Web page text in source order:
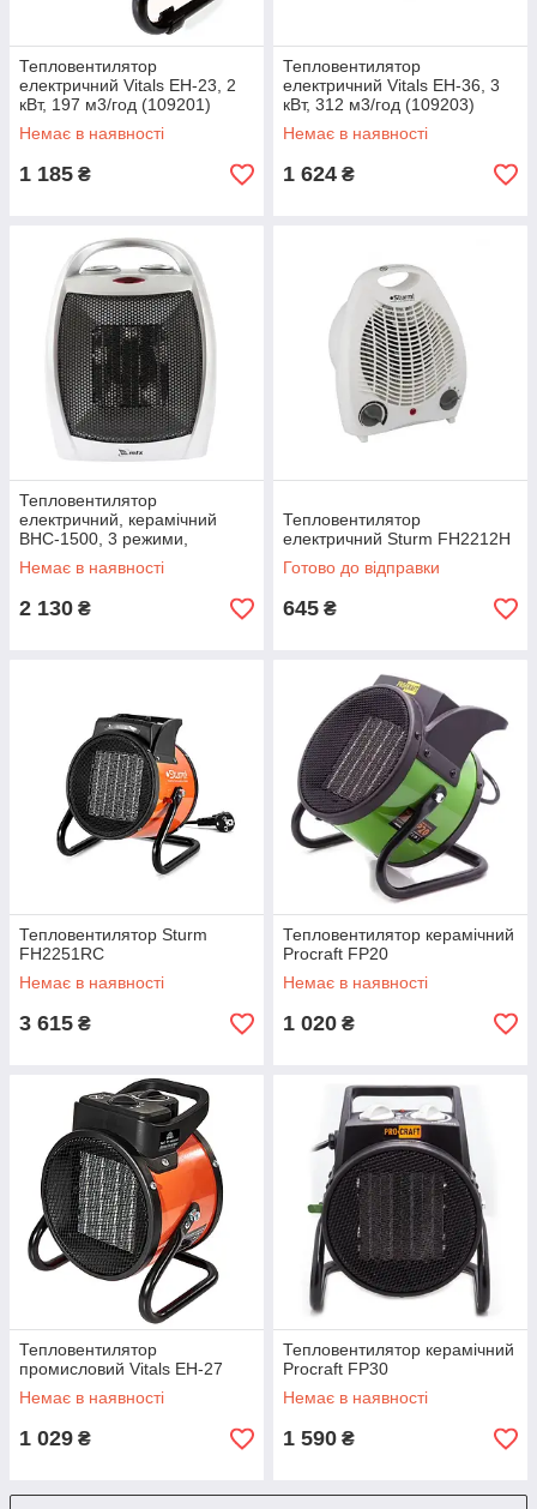
Тепловентилятор
електричний Vitals EH-23, 2
кВт, 197 м3/год (109201)
Немає в наявності
1 185 ₴
Тепловентилятор
електричний Vitals EH-36, 3
кВт, 312 м3/год (109203)
Немає в наявності
1 624 ₴
Тепловентилятор
електричний, керамічний
BHС-1500, 3 режими,
вентилятор, нагрівання 750-
1500 Вт MTX (964169)
Немає в наявності
2 130 ₴
Тепловентилятор
електричний Sturm FH2212H
Готово до відправки
645 ₴
Тепловентилятор Sturm
FH2251RC
Немає в наявності
3 615 ₴
Тепловентилятор керамічний
Procraft FP20
Немає в наявності
1 020 ₴
Тепловентилятор
промисловий Vitals EH-27
Немає в наявності
1 029 ₴
Тепловентилятор керамічний
Procraft FP30
Немає в наявності
1 590 ₴